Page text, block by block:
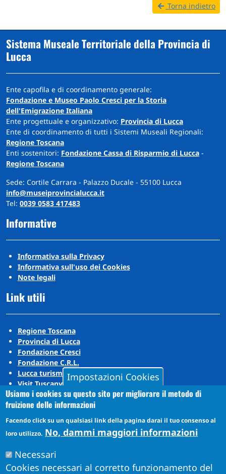
Torna indietro
Sistema Museale Territoriale della Provincia di
Lucca
Ente capofila e di coordinamento generale:
Fondazione e Museo Paolo Cresci per la Storia
dell'Emigrazione Italiana
Ente progettuale e organizzativo: Provincia di Lucca
Ente di coordinamento di tutti i Sistemi Museali Regionali:
Regione Toscana
Enti sostenitori: Fondazione Cassa di Risparmio di Lucca -
Regione Toscana
Sede: Cortile Carrara - Palazzo Ducale - 55100 Lucca
info@museiprovincialucca.it
Tel: 0039 0583 417483
Informative
Informativa sulla Privacy
Informativa sull'uso dei Cookies
Note legali
Link utili
Regione Toscana
Provincia di Lucca
Fondazione Cresci
Fondazione C.R.L.
Lucca turismo
Visit Tuscany
Puccini Lands
Social media
YouTube
Impostazioni Cookies
Usiamo i cookies su questo sito per migliorare il metodo di
fruizione delle informazioni
Facendo click su un qualsiasi link della pagina darai il tuo consenso al
loro utilizzo. No, dammi maggiori informazioni
Necessari
Cookies necessari al corretto funzionamento del